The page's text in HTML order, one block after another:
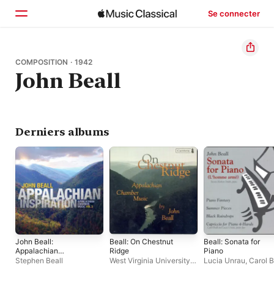
Se connecter
Accueil
Parcourir
COMPOSITION · 1942
John Beall
Derniers albums
John Beall:
Appalachian
Inspiration
Stephen Beall
Beall: On Chestnut
Ridge
West Virginia University
Beall: Sonata for
Piano
Lucia Unrau, Carol